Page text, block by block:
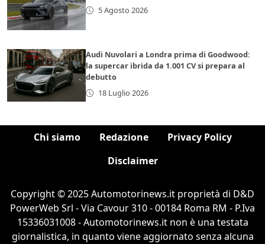
5 Agosto 2026
Audi Nuvolari a Londra prima di Goodwood:
la supercar ibrida da 1.001 CV si prepara al
debutto
18 Luglio 2026
Chi siamo Redazione
Privacy Policy
Disclaimer
Copyright © 2025 Automotorinews.it proprietà di D&D
PowerWeb Srl - Via Cavour 310 - 00184 Roma RM - P.Iva
15336031008 - Automotorinews.it non è una testata
giornalistica, in quanto viene aggiornato senza alcuna